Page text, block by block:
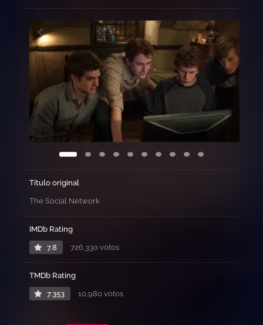
en una red social global y una revolución en la
comunicación. Seis años y 500 millones de amigos
después, Mark Zuckerberg es el billonario más joven de
la historia. Pero para este emprendedor, el éxito ha
supuesto complicaciones personales y legales…
Título original
The Social Network
IMDb Rating
7.8 726,330 votos
TMDb Rating
7.353 10,980 votos